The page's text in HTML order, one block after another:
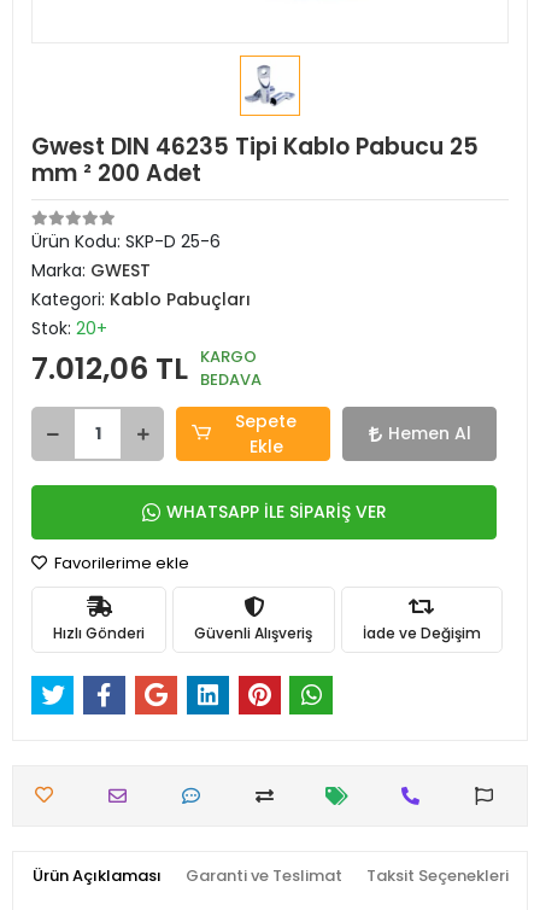
Gwest DIN 46235 Tipi Kablo Pabucu 25
mm ² 200 Adet
Ürün Kodu: SKP-D 25-6
Marka: GWEST
Kategori: Kablo Pabuçları
Stok: 20+
7.012,06 TL KARGO
BEDAVA
Sepete
Ekle
Hemen Al
WHATSAPP İLE SİPARİŞ VER
Favorilerime ekle
Hızlı Gönderi Güvenli Alışveriş İade ve Değişim
Ürün Açıklaması Garanti ve Teslimat Taksit Seçenekleri